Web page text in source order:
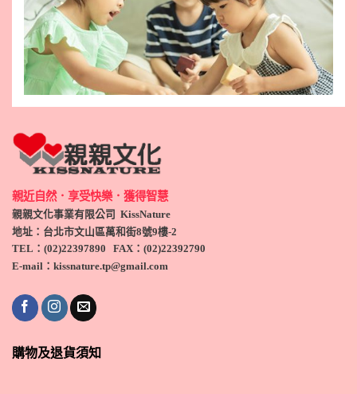
親近自然．享受快樂．獲得智慧
親親文化事業有限公司 KissNature
地址：台北市文山區萬和街8號9樓-2
TEL ：(02)22397890 FAX：(02)22392790
E-mail：kissnature.tp@gmail.com
購物及退貨須知